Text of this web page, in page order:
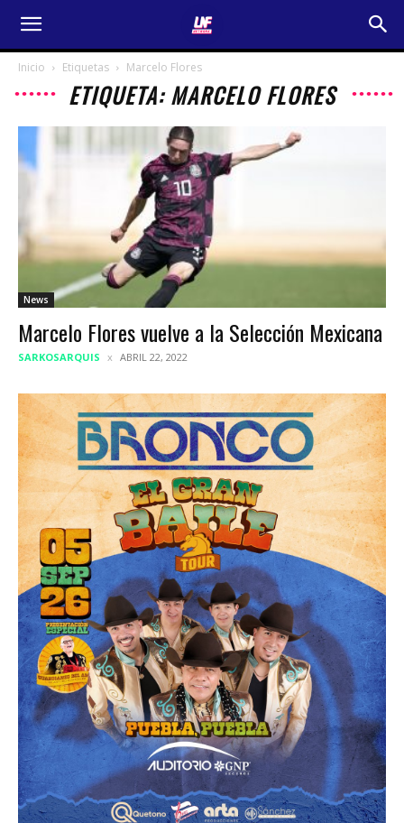
Inicio Etiquetas Marcelo Flores
ETIQUETA: MARCELO FLORES
News
Marcelo Flores vuelve a la Selección Mexicana
SARKOSARQUIS ABRIL 22, 2022